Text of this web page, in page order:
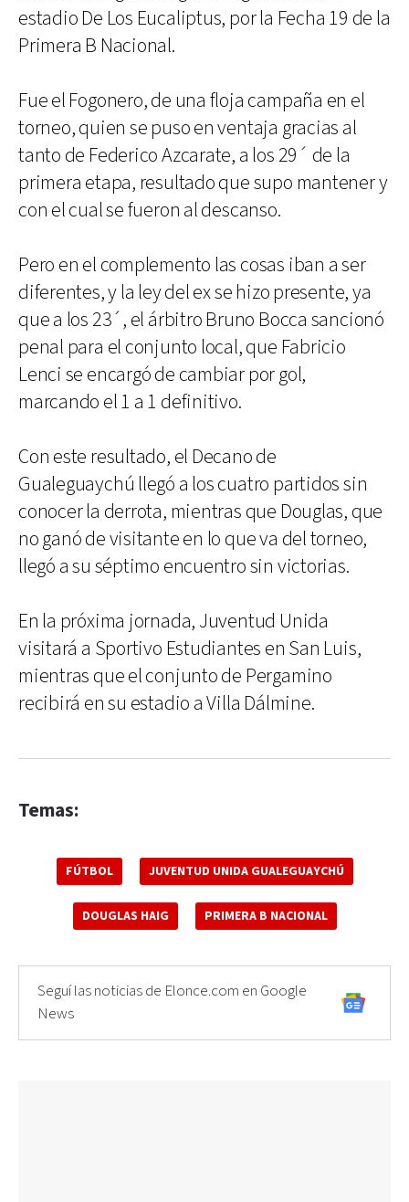
estadio De Los Eucaliptus, por la Fecha 19 de la
Primera B Nacional.
Fue el Fogonero, de una floja campaña en el
torneo, quien se puso en ventaja gracias al
tanto de Federico Azcarate, a los 29´ de la
primera etapa, resultado que supo mantener y
con el cual se fueron al descanso.
Pero en el complemento las cosas iban a ser
diferentes, y la ley del ex se hizo presente, ya
que a los 23´, el árbitro Bruno Bocca sancionó
penal para el conjunto local, que Fabricio
Lenci se encargó de cambiar por gol,
marcando el 1 a 1 definitivo.
Con este resultado, el Decano de
Gualeguaychú llegó a los cuatro partidos sin
conocer la derrota, mientras que Douglas, que
no ganó de visitante en lo que va del torneo,
llegó a su séptimo encuentro sin victorias.
En la próxima jornada, Juventud Unida
visitará a Sportivo Estudiantes en San Luis,
mientras que el conjunto de Pergamino
recibirá en su estadio a Villa Dálmine.
Temas:
FÚTBOL JUVENTUD UNIDA GUALEGUAYCHÚ
DOUGLAS HAIG PRIMERA B NACIONAL
Seguí las noticias de Elonce.com en Google
News